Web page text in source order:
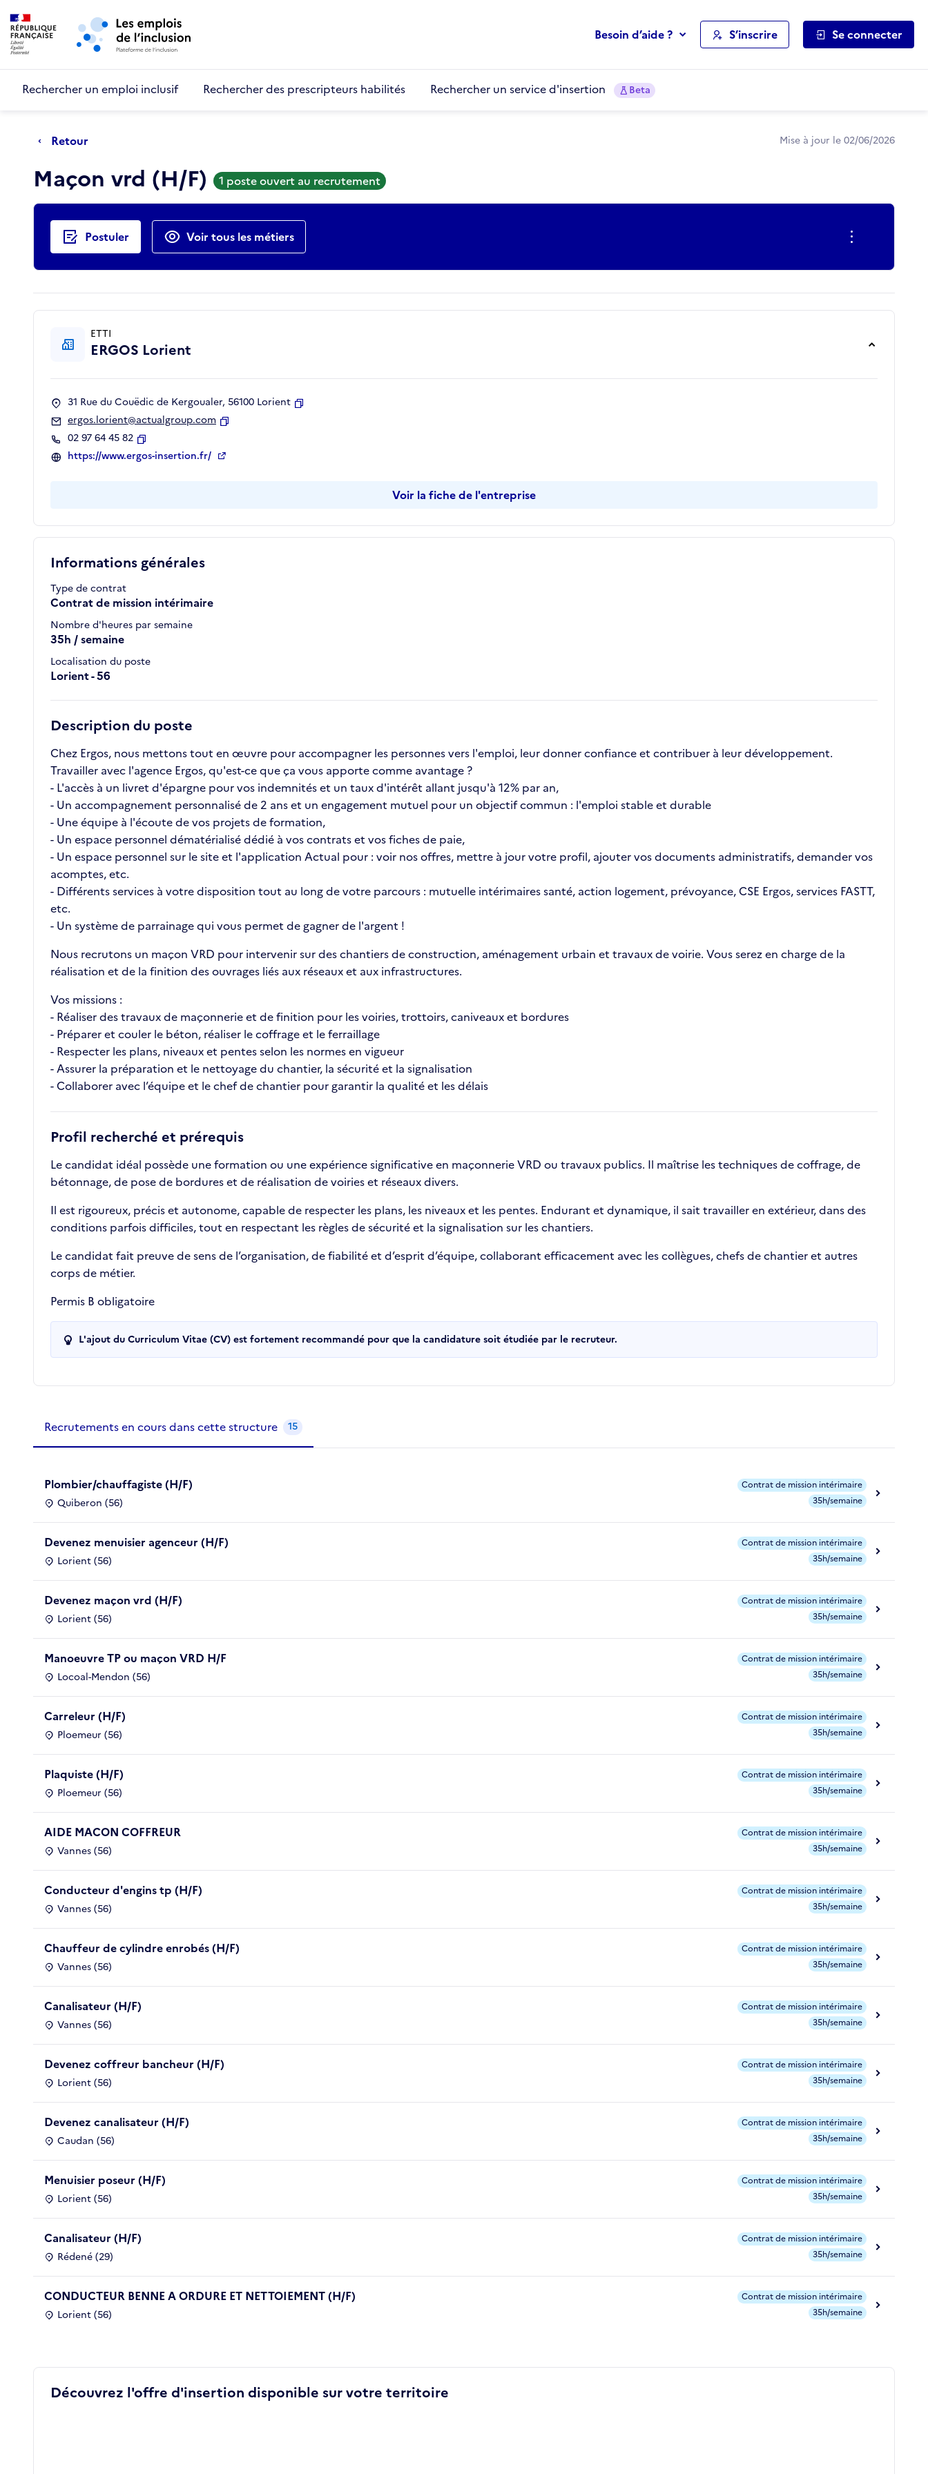
Aller au menu principal
Besoin d’aide ? S’inscrire Se connecter
Rechercher un emploi inclusif Rechercher des prescripteurs habilités Rechercher un service d'insertion Beta
Retour Mise à jour le 02/06/2026
Maçon vrd (H/F) 1 poste ouvert au recrutement
Actions rapides
Postuler Voir tous les métiers
Informations générales
Type de contrat
Contrat de mission intérimaire
Nombre d'heures par semaine
35h / semaine
Localisation du poste
Lorient - 56
Description du poste
Chez Ergos, nous mettons tout en œuvre pour accompagner les personnes vers l'emploi, leur donner confiance et contribuer à leur développement.
Travailler avec l'agence Ergos, qu'est-ce que ça vous apporte comme avantage ?
- L'accès à un livret d'épargne pour vos indemnités et un taux d'intérêt allant jusqu'à 12% par an,
- Un accompagnement personnalisé de 2 ans et un engagement mutuel pour un objectif commun : l'emploi stable et durable
- Une équipe à l'écoute de vos projets de formation,
- Un espace personnel dématérialisé dédié à vos contrats et vos fiches de paie,
- Un espace personnel sur le site et l'application Actual pour : voir nos offres, mettre à jour votre profil, ajouter vos documents administratifs, demander vos
acomptes, etc.
- Différents services à votre disposition tout au long de votre parcours : mutuelle intérimaires santé, action logement, prévoyance, CSE Ergos, services FASTT,
etc.
- Un système de parrainage qui vous permet de gagner de l'argent !
Nous recrutons un maçon VRD pour intervenir sur des chantiers de construction, aménagement urbain et travaux de voirie. Vous serez en charge de la
réalisation et de la finition des ouvrages liés aux réseaux et aux infrastructures.
Vos missions :
- Réaliser des travaux de maçonnerie et de finition pour les voiries, trottoirs, caniveaux et bordures
- Préparer et couler le béton, réaliser le coffrage et le ferraillage
- Respecter les plans, niveaux et pentes selon les normes en vigueur
- Assurer la préparation et le nettoyage du chantier, la sécurité et la signalisation
- Collaborer avec l’équipe et le chef de chantier pour garantir la qualité et les délais
Profil recherché et prérequis
Le candidat idéal possède une formation ou une expérience significative en maçonnerie VRD ou travaux publics. Il maîtrise les techniques de coffrage, de
bétonnage, de pose de bordures et de réalisation de voiries et réseaux divers.
Il est rigoureux, précis et autonome, capable de respecter les plans, les niveaux et les pentes. Endurant et dynamique, il sait travailler en extérieur, dans des
conditions parfois difficiles, tout en respectant les règles de sécurité et la signalisation sur les chantiers.
Le candidat fait preuve de sens de l’organisation, de fiabilité et d’esprit d’équipe, collaborant efficacement avec les collègues, chefs de chantier et autres
corps de métier.
Permis B obligatoire
L'ajout du Curriculum Vitae (CV) est fortement recommandé pour que la candidature soit étudiée par le recruteur.
ETTI
ERGOS Lorient
31 Rue du Couëdic de Kergoualer, 56100 Lorient
ergos.lorient@actualgroup.com
02 97 64 45 82
Copier
https://www.ergos-insertion.fr/
Voir la fiche de l'entreprise
Recrutements de la structure
Recrutements en cours dans cette structure 15
Plombier/chauffagiste (H/F)
Quiberon (56)
Contrat de mission intérimaire
35h/semaine
Devenez menuisier agenceur (H/F)
Lorient (56)
Contrat de mission intérimaire
35h/semaine
Devenez maçon vrd (H/F)
Lorient (56)
Contrat de mission intérimaire
35h/semaine
Manoeuvre TP ou maçon VRD H/F
Locoal-Mendon (56)
Contrat de mission intérimaire
35h/semaine
Carreleur (H/F)
Ploemeur (56)
Contrat de mission intérimaire
35h/semaine
Plaquiste (H/F)
Ploemeur (56)
Contrat de mission intérimaire
35h/semaine
AIDE MACON COFFREUR
Vannes (56)
Contrat de mission intérimaire
35h/semaine
Conducteur d'engins tp (H/F)
Vannes (56)
Contrat de mission intérimaire
35h/semaine
Chauffeur de cylindre enrobés (H/F)
Vannes (56)
Contrat de mission intérimaire
35h/semaine
Canalisateur (H/F)
Vannes (56)
Contrat de mission intérimaire
35h/semaine
Devenez coffreur bancheur (H/F)
Lorient (56)
Contrat de mission intérimaire
35h/semaine
Devenez canalisateur (H/F)
Caudan (56)
Contrat de mission intérimaire
35h/semaine
Menuisier poseur (H/F)
Lorient (56)
Contrat de mission intérimaire
35h/semaine
Canalisateur (H/F)
Rédené (29)
Contrat de mission intérimaire
35h/semaine
CONDUCTEUR BENNE A ORDURE ET NETTOIEMENT (H/F)
Lorient (56)
Contrat de mission intérimaire
35h/semaine
Découvrez l'offre d'insertion disponible sur votre territoire